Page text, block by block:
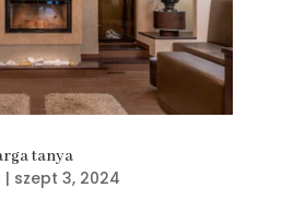
tanya
| szept 3, 2024